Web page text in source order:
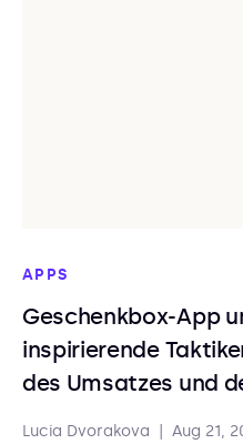
APPS
Geschenkbox-App
inspirierende
des Umsatzes und
Lucia Dvorakova Aug 21,